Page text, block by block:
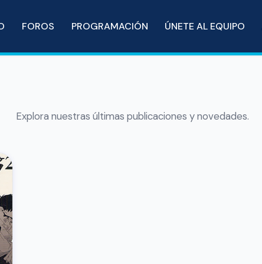
FOROS PROGRAMACIÓN ÚNETE AL EQUIPO
Explora nuestras últimas publicaciones y novedades.